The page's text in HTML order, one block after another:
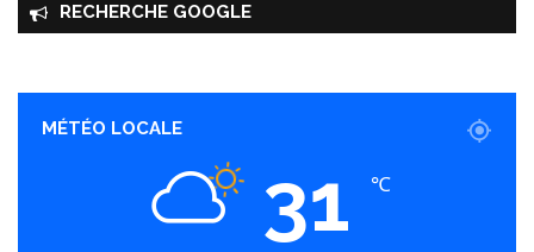
RECHERCHE GOOGLE
MÉTÉO LOCALE
31 ℃